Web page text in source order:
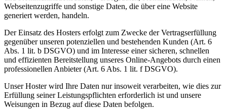
Webseitenzugriffe und sonstige Daten, die über eine Website
generiert werden, handeln.
Der Einsatz des Hosters erfolgt zum Zwecke der Vertragserfüllung
gegenüber unseren potenziellen und bestehenden Kunden (Art. 6
Abs. 1 lit. b DSGVO) und im Interesse einer sicheren, schnellen
und effizienten Bereitstellung unseres Online-Angebots durch einen
professionellen Anbieter (Art. 6 Abs. 1 lit. f DSGVO).
Unser Hoster wird Ihre Daten nur insoweit verarbeiten, wie dies zur
Erfüllung seiner Leistungspflichten erforderlich ist und unsere
Weisungen in Bezug auf diese Daten befolgen.